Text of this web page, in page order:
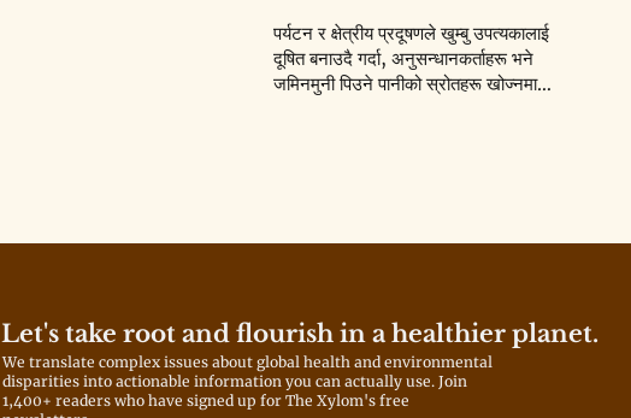
पर्यटन र क्षेत्रीय प्रदूषणले खुम्बु उपत्यकालाई
दूषित बनाउदै गर्दा, अनुसन्धानकर्ताहरू भने
जमिनमुनी पिउने पानीको स्रोतहरू खोज्नमा
Let's take root and flourish in a healthier planet.
We translate complex issues about global health and environmental
disparities into actionable information you can actually use. Join
1,400+ readers who have signed up for The Xylom's free